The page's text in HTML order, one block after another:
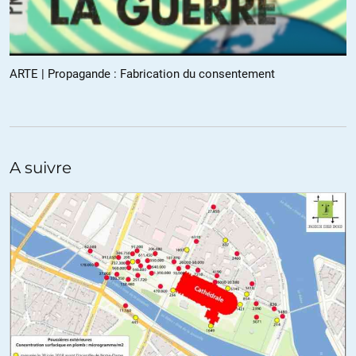
Cortodu24//30.12.2019 à 11h18
contre il y a des techniques de discussion pour ne pas pouvoir être
Catalina// 30.12.2019 à 12h23
euh, ceux qui les écoutent les paient aussi, et oui, grande ironie, on
paie pour se faire enfumer !! cf subventions
;o)
+15 ALERTER
ARTE | Propagande : Fabrication du consentement
A suivre